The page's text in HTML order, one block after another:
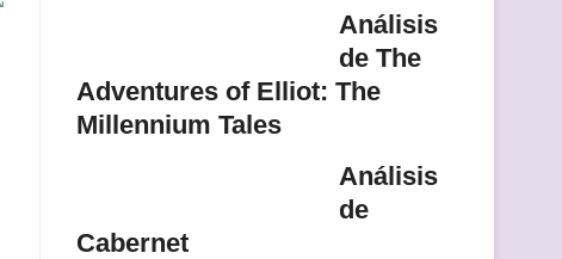
Análisis
de The
Adventures of Elliot: The
Millennium Tales
Análisis
de
Cabernet